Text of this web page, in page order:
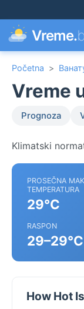
Vreme.
Početna >
Vreme
Prognoza
Klimatski
PROSEČNA
TEMPERATURA
29°C
RASPON
29–29°C
How Hot